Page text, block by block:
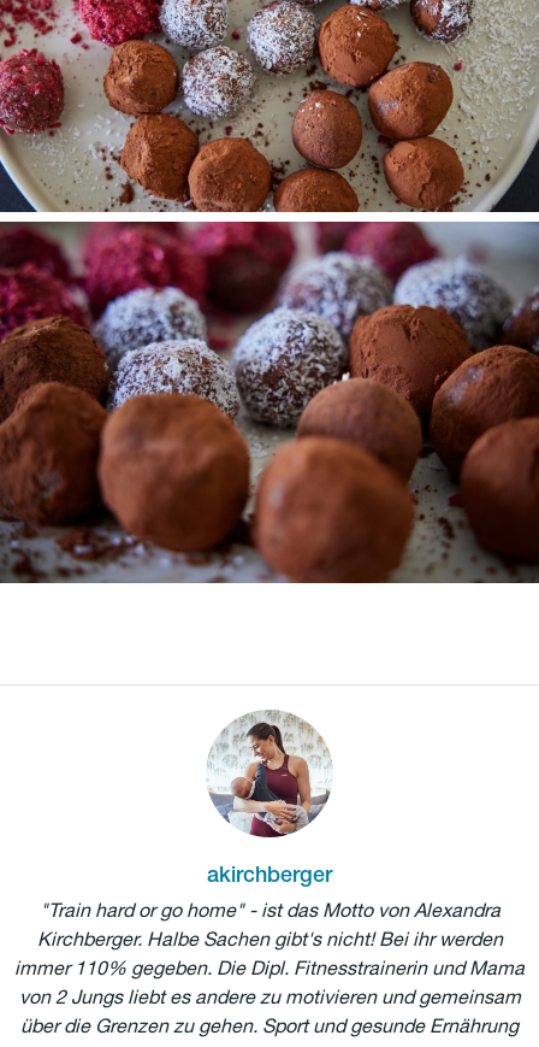
akirchberger
"Train hard or go home" - ist das Motto von Alexandra
Kirchberger. Halbe Sachen gibt's nicht! Bei ihr werden
immer 110% gegeben. Die Dipl. Fitnesstrainerin und Mama
von 2 Jungs liebt es andere zu motivieren und gemeinsam
über die Grenzen zu gehen. Sport und gesunde Ernährung